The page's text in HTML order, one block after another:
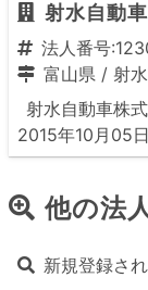
射水自動
法人番号
富山県 / 射
射水自動車株
2015年10月05
他の法
新規登録さ